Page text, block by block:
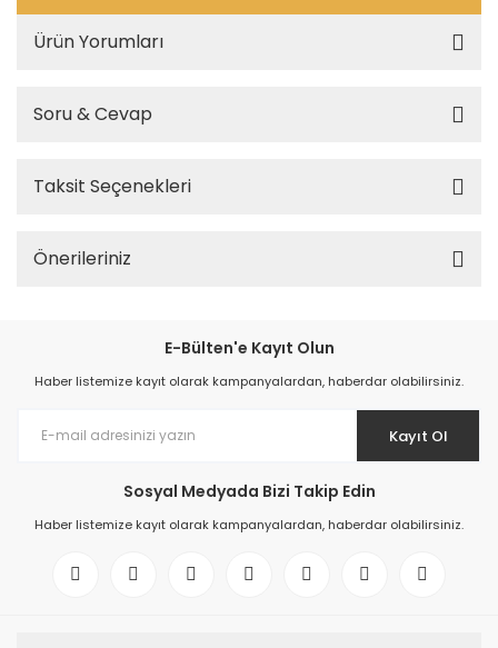
Ürün Yorumları
Soru & Cevap
Taksit Seçenekleri
Önerileriniz
E-Bülten'e Kayıt Olun
Haber listemize kayıt olarak kampanyalardan, haberdar olabilirsiniz.
Kayıt Ol
Sosyal Medyada Bizi Takip Edin
Haber listemize kayıt olarak kampanyalardan, haberdar olabilirsiniz.